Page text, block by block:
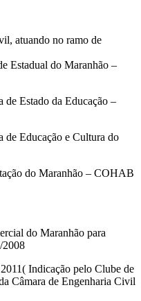
atuando no ramo de
Estadual do Maranhão –
de Estado da Educação –
de Educação e Cultura do
do Maranhão – COHAB
do Maranhão para
2008
Indicação pelo Clube de
Câmara de Engenharia Civil